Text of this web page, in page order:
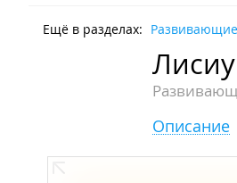
Ещё в разделах:
Описание